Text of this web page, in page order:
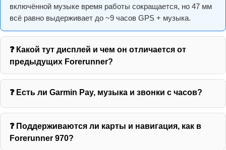
включённой музыке время работы сокращается, но 47 мм
всё равно выдерживает до ~9 часов GPS + музыка.
❓ Какой тут дисплей и чем он отличается от
предыдущих Forerunner?
❓ Есть ли Garmin Pay, музыка и звонки с часов?
❓ Поддерживаются ли карты и навигация, как в
Forerunner 970?